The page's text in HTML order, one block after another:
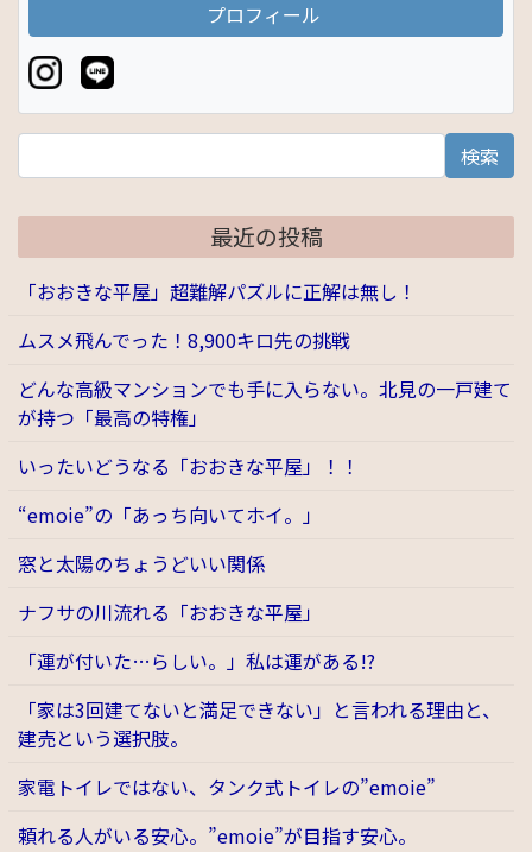
プロフィール
検索
最近の投稿
「おおきな平屋」超難解パズルに正解は無し！
ムスメ飛んでった！8,900キロ先の挑戦
どんな高級マンションでも手に入らない。北見の一戸建て
が持つ「最高の特権」
いったいどうなる「おおきな平屋」！！
“emoie”の「あっち向いてホイ。」
窓と太陽のちょうどいい関係
ナフサの川流れる「おおきな平屋」
「運が付いた…らしい。」私は運がある!?
「家は3回建てないと満足できない」と言われる理由と、
建売という選択肢。
家電トイレではない、タンク式トイレの”emoie”
頼れる人がいる安心。”emoie”が目指す安心。